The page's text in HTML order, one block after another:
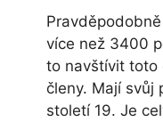
více než 3400
to navštívit toto
členy. Mají svůj
století 19. Je